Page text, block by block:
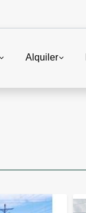
Alquiler